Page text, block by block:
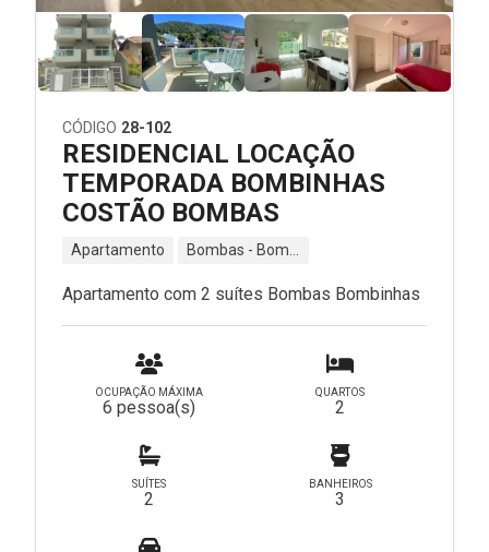
CÓDIGO 28-102
RESIDENCIAL LOCAÇÃO
TEMPORADA BOMBINHAS
COSTÃO BOMBAS
Apartamento Bombas - Bombinhas - SC
Apartamento com 2 suítes Bombas Bombinhas
OCUPAÇÃO MÁXIMA
6 pessoa(s)
QUARTOS
2
SUÍTES
2
BANHEIROS
3